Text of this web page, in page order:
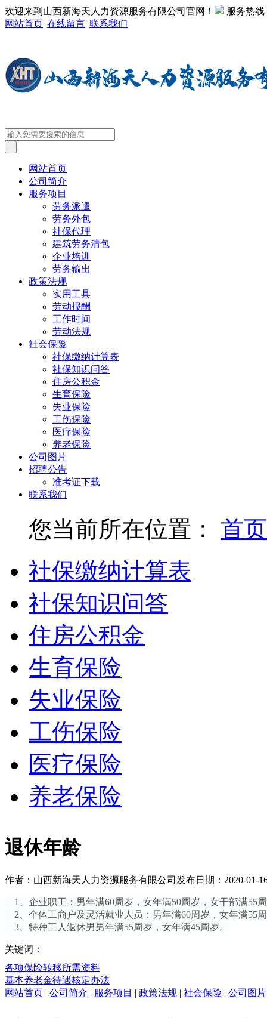
欢迎来到山西新海天人力资源服务有限公司官网！
服务热线
网站首页| 在线留言| 联系我们
网站首页
公司简介
服务项目
劳务派遣
劳务外包
社保代理
建筑劳务清包
企业培训
劳务输出
政策法规
实用工具
劳动报酬
工作时间
劳动法规
社会保险
社保缴纳计算表
社保知识问答
住房公积金
生育保险
失业保险
工伤保险
医疗保险
养老保险
公司图片
招聘公告
准考证下载
联系我们
您当前所在位置：
首页
社保缴纳计算表
社保知识问答
住房公积金
生育保险
失业保险
工伤保险
医疗保险
养老保险
退休年龄
作者：山西新海天人力资源服务有限公司 发布日期：2020-01-
1、企业职工：男年满60周岁，女年满50周岁，女干部满55
2、个体工商户及灵活就业人员：男年满60周岁，女年满55
3、特种工人退休男男年满55周岁，女年满45周岁。
关键词：
各项保险转移所需资料
基本养老金待遇核定办法
网站首页 | 公司简介 | 服务项目 | 政策法规 | 社会保险 | 公司图片